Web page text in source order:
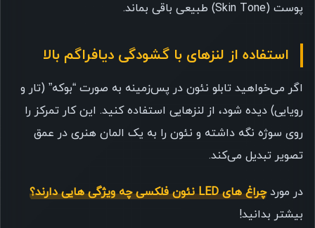
پوست (Skin Tone) طبیعی باقی بماند.
استفاده از لنزهای با گشودگی دیافراگم بالا
اگر می‌خواهید تابلو نئون در پس‌زمینه به صورت “بوکه” (تار و
رویایی) دیده شود، از لنزهایی استفاده کنید. این کار تمرکز را
روی سوژه نگه داشته و نئون را به یک المان هنری در عمق
تصویر تبدیل می‌کند.
در موردچراغ های LED نئون فلکسی چه ویژگی هایی دارند؟
بیشتر بدانید!